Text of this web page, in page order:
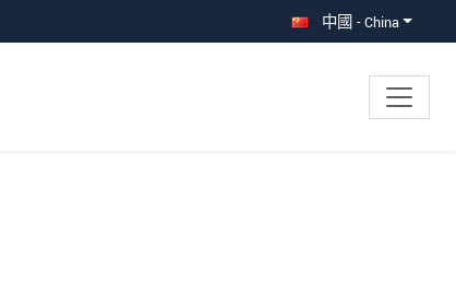
中國 - China